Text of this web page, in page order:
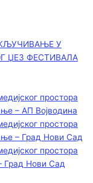
У
ЏЕЗ ФЕСТИВАЛА
простора
– АП Војводинa
простора
– Град Нови Сад
простора
Град Нови Сад